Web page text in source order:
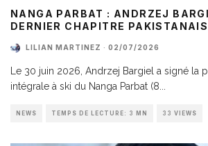
NANGA PARBAT : ANDRZEJ
DERNIER CHAPITRE PAKISTANAIS
LILIAN MARTINEZ · 02/07/2026
Le 30 juin 2026, Andrzej Bargiel a signé la
intégrale à ski du Nanga Parbat (8
NEWS TEMPS DE LECTURE: 3 MN 33 VIEWS